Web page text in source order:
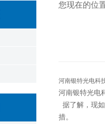
您现在的位
河南银特光电科
河南银特光电
据了解，现
措。